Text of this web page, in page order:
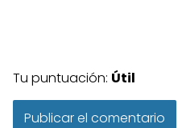
Tu puntuación: Útil